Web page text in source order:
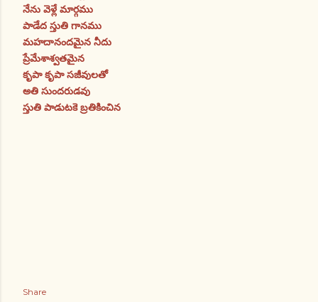
నేను వెళ్లే మార్గము
పాడేద స్తుతి గానము
మహదానందమైన నీదు
ప్రేమేశాశ్వతమైన
కృపా కృపా సజీవులతో
అతి సుందరుడవు
స్తుతి పాడుటకె బ్రతికించిన
Share